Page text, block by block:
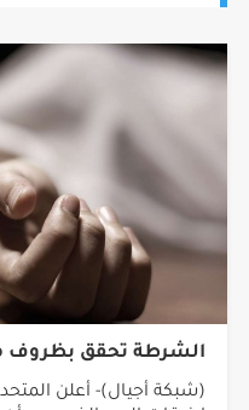
الشرطة تحقق بظروف
(شبكة أجيال)- أعلن
ارزيقات اليوم الخميس،